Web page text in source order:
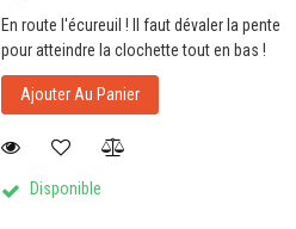
En route l'écureuil ! Il faut dévaler la pente
pour atteindre la clochette tout en bas !
Ajouter Au Panier
Disponible